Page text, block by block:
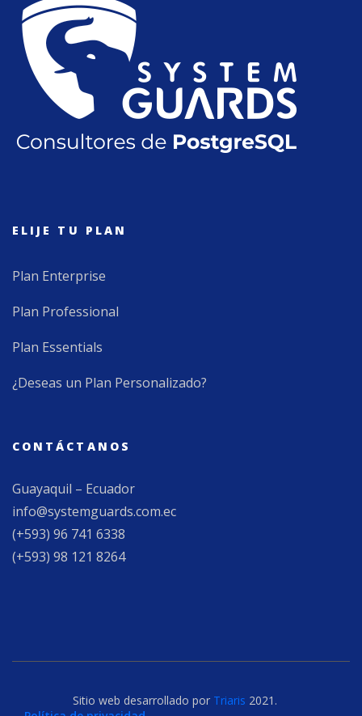
ELIJE TU PLAN
Plan Enterprise
Plan Professional
Plan Essentials
¿Deseas un Plan Personalizado?
CONTÁCTANOS
Guayaquil – Ecuador
info@systemguards.com.ec
(+593) 96 741 6338
(+593) 98 121 8264
Sitio web desarrollado por Triaris 2021.